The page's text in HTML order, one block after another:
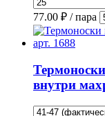
77.00 ₽ / пара
внутри